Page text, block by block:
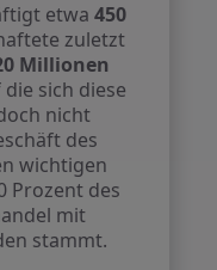
etwa450
zuletzt
Millionen
sich diese
nicht
des
wichtigen
Prozent des
mit
stammt.